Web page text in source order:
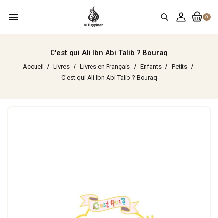
0
menu
C'est qui Ali Ibn Abi Talib ? Bouraq
Accueil Livres Livres en Français Enfants
Petits
C'est qui Ali Ibn Abi Talib ? Bouraq